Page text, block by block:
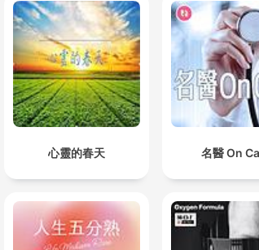
心靈的春天 名醫 On